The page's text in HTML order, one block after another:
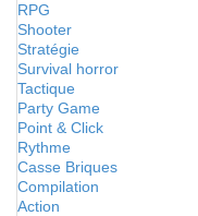
RPG
Shooter
Stratégie
Survival horror
Tactique
Party Game
Point & Click
Rythme
Casse Briques
Compilation
Action